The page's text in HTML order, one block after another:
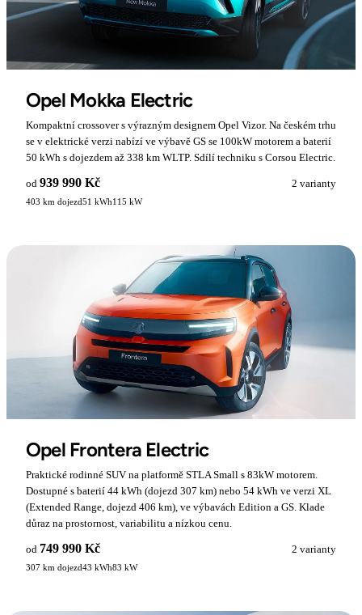
Opel Mokka Electric
Kompaktní crossover s výrazným designem Opel Vizor. Na českém trhu
se v elektrické verzi nabízí ve výbavě GS se 100kW motorem a baterií
50 kWh s dojezdem až 338 km WLTP. Sdílí techniku s Corsou Electric.
od 939 990 Kč 2 varianty
403 km dojezd51 kWh115 kW
Opel Frontera Electric
Praktické rodinné SUV na platformě STLA Small s 83kW motorem.
Dostupné s baterií 44 kWh (dojezd 307 km) nebo 54 kWh ve verzi XL
(Extended Range, dojezd 406 km), ve výbavách Edition a GS. Klade
důraz na prostornost, variabilitu a nízkou cenu.
od 749 990 Kč 2 varianty
307 km dojezd43 kWh83 kW